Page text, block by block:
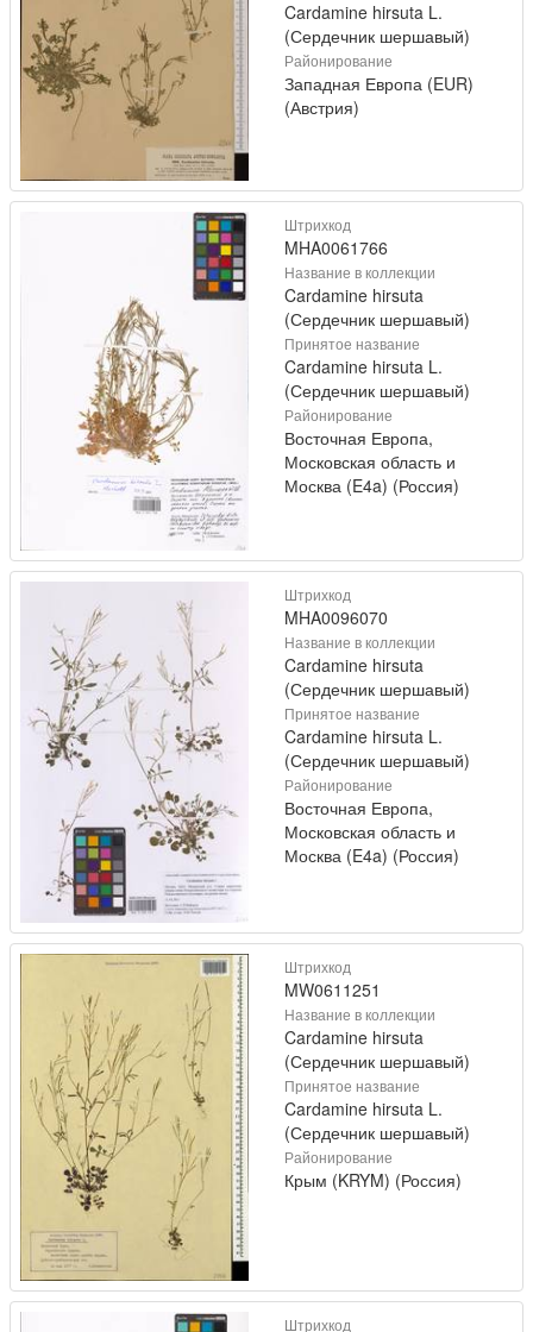
Cardamine hirsuta L.
(Сердечник шершавый)
Районирование
Западная Европа (EUR)
(Австрия)
Штрихкод
MHA0061766
Название в коллекции
Cardamine hirsuta
(Сердечник шершавый)
Принятое название
Cardamine hirsuta L.
(Сердечник шершавый)
Районирование
Восточная Европа,
Московская область и
Москва (E4a) (Россия)
Штрихкод
MHA0096070
Название в коллекции
Cardamine hirsuta
(Сердечник шершавый)
Принятое название
Cardamine hirsuta L.
(Сердечник шершавый)
Районирование
Восточная Европа,
Московская область и
Москва (E4a) (Россия)
Штрихкод
MW0611251
Название в коллекции
Cardamine hirsuta
(Сердечник шершавый)
Принятое название
Cardamine hirsuta L.
(Сердечник шершавый)
Районирование
Крым (KRYM) (Россия)
Штрихкод